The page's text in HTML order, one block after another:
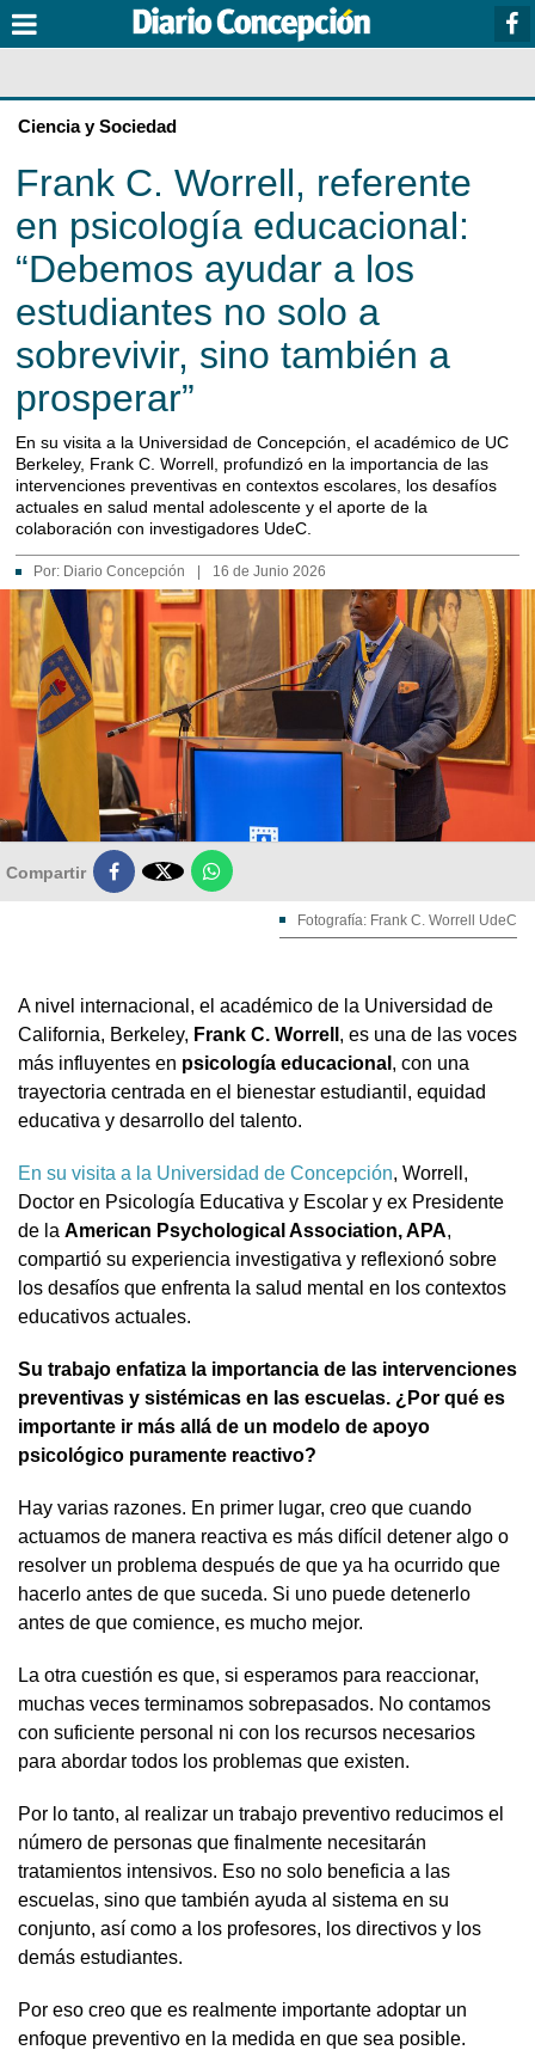
Ciencia y Sociedad
Frank C. Worrell, referente
en psicología educacional:
“Debemos ayudar a los
estudiantes no solo a
sobrevivir, sino también a
prosperar”
En su visita a la Universidad de Concepción, el académico de UC
Berkeley, Frank C. Worrell, profundizó en la importancia de las
intervenciones preventivas en contextos escolares, los desafíos
actuales en salud mental adolescente y el aporte de la
colaboración con investigadores UdeC.
Por: Diario Concepción 16 de Junio 2026
Compartir 
Fotografía: Frank C. Worrell UdeC
A nivel internacional, el académico de la Universidad de
California, Berkeley, Frank C. Worrell , es una de las voces
más influyentes en psicología educacional , con una
trayectoria centrada en el bienestar estudiantil, equidad
educativa y desarrollo del talento.
En su visita a la Universidad de Concepción, Worrell,
Doctor en Psicología Educativa y Escolar y ex Presidente
de la American Psychological Association, APA,
compartió su experiencia investigativa y reflexionó sobre
los desafíos que enfrenta la salud mental en los contextos
educativos actuales.
Su trabajo enfatiza la importancia de las intervenciones
preventivas y sistémicas en las escuelas. ¿Por qué es
importante ir más allá de un modelo de apoyo
psicológico puramente reactivo?
Hay varias razones. En primer lugar, creo que cuando
actuamos de manera reactiva es más difícil detener algo o
resolver un problema después de que ya ha ocurrido que
hacerlo antes de que suceda. Si uno puede detenerlo
antes de que comience, es mucho mejor.
La otra cuestión es que, si esperamos para reaccionar,
muchas veces terminamos sobrepasados. No contamos
con suficiente personal ni con los recursos necesarios
para abordar todos los problemas que existen.
Por lo tanto, al realizar un trabajo preventivo reducimos el
número de personas que finalmente necesitarán
tratamientos intensivos. Eso no solo beneficia a las
escuelas, sino que también ayuda al sistema en su
conjunto, así como a los profesores, los directivos y los
demás estudiantes.
Por eso creo que es realmente importante adoptar un
enfoque preventivo en la medida en que sea posible.